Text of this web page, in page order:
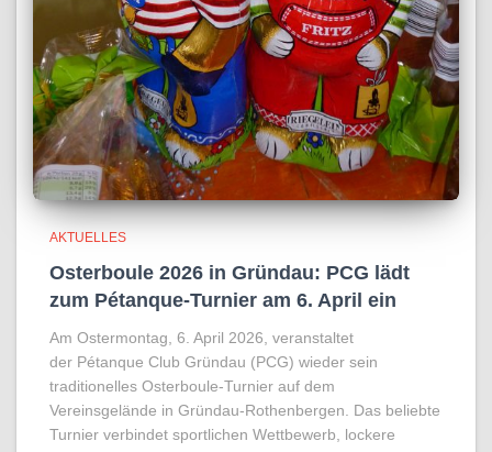
AKTUELLES
Osterboule 2026 in Gründau: PCG lädt
zum Pétanque-Turnier am 6. April ein
Am Ostermontag, 6. April 2026, veranstaltet
der Pétanque Club Gründau (PCG) wieder sein
traditionelles Osterboule-Turnier auf dem
Vereinsgelände in Gründau-Rothenbergen. Das beliebte
Turnier verbindet sportlichen Wettbewerb, lockere